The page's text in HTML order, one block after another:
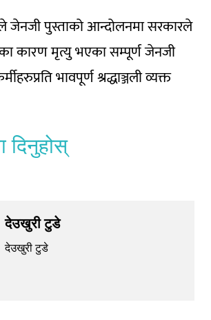
जेनजी पुस्ताको आन्दोलनमा सरकारले
कारण मृत्यु भएका सम्पूर्ण जेनजी
भावपूर्ण श्रद्धाञ्जली व्यक्त
दिनुहोस्
देउखुरी टुडे
देउखुरी टुडे